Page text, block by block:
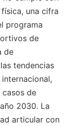
una cifra
programa
de
de
tendencias
de
2030. La
articular con